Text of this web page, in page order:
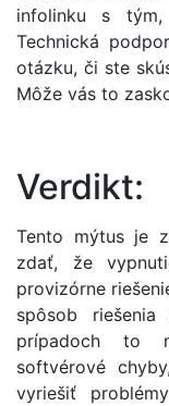
infolinku s
Technická
otázku, či ste
Môže vás to
Verdikt:
Tento mýtus je
zdať, že
provizórne
spôsob
prípadoch to
softvérové
vyriešiť